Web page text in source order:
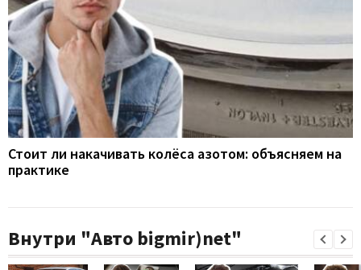
Стоит ли накачивать колёса азотом: объясняем на
практике
Внутри "Авто bigmir)net"